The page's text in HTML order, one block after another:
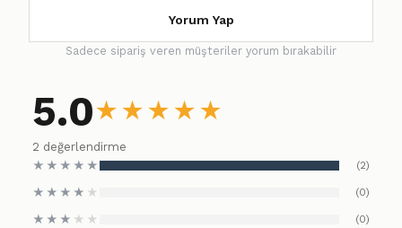
Yorum Yap
Sadece sipariş veren müşteriler yorum bırakabilir
5.0★ ★ ★ ★ ★
2 değerlendirme
★ ★ ★ ★ ★ (2)
★ ★ ★ ★ ★ (0)
★ ★ ★ ★ ★ (0)